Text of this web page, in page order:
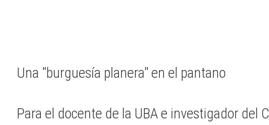
Una "burguesía planera" en el pantano
Para el docente de la UBA e investigador del